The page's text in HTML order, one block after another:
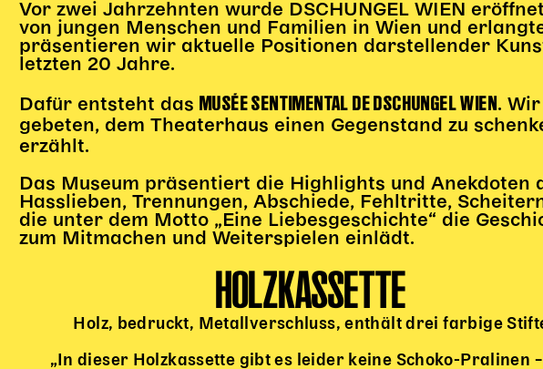
Vor zwei Jahrzehnten wurde DSCHUNGEL WIEN
von jungen Menschen und Familien in Wien und
präsentieren wir aktuelle Positionen darstellender
letzten 20 Jahre.
Dafür entsteht das MUSÉE SENTIMENTAL DE DSCHUNGEL WIEN.
gebeten, dem Theaterhaus einen Gegenstand zu
erzählt.
Das Museum präsentiert die Highlights und
Hasslieben, Trennungen, Abschiede, Fehltritte,
die unter dem Motto „Eine Liebesgeschichte“ die
zum Mitmachen und Weiterspielen einlädt.
HOLZKASSETTE
Holz, bedruckt, Metallverschluss, enthält drei farbige
„In dieser Holzkassette gibt es leider keine Schoko-Pralinen